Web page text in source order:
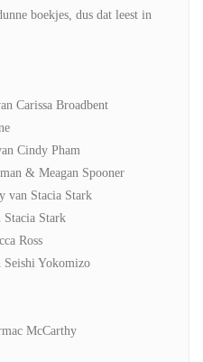
boekjes, dus dat leest in
Carissa Broadbent
Cindy Pham
& Meagan Spooner
van Stacia Stark
Stark
Ross
Seishi Yokomizo
McCarthy